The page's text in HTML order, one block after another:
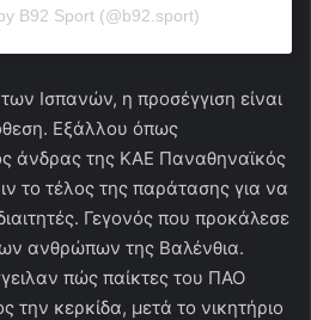
B92 Sport (@b92.sport)
Ισπανών, η προσέγγιση είναι
Εξάλλου όπως
άνδρας της ΚΑΕ Παναθηναϊκός
το τέλος της παράτασης για να
Γεγονός που προκάλεσε
ανθρώπων της Βαλένθια.
πώς παίκτες του ΠΑΟ
την κερκίδα, μετά το νικητήριο